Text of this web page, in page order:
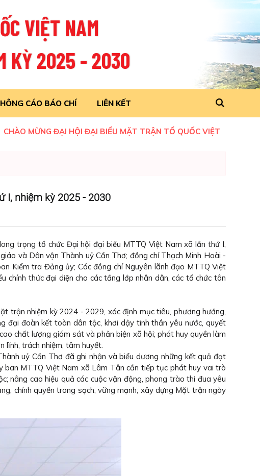
VIỆT NAM
KỲ 2025 - 2030
CÁO BÁO CHÍ LIÊN KẾT
ĐẠI HỘI ĐẠI BIỂU MẶT TRẬN TỔ QUỐC VIỆT NAM THÀNH PHỐ
I, nhiệm kỳ 2025 - 2030
trọng tổ chức Đại hội đại biểu MTTQ Việt Nam xã lần thứ I,
và Dân vận Thành uỷ Cần Thơ; đồng chí Thạch Minh Hoài -
Kiểm tra Đảng ủy; Các đồng chí Nguyên lãnh đạo MTTQ Việt
chính thức đại diện cho các tầng lớp nhân dân, các tổ chức tôn
trận nhiệm kỳ 2024 - 2029, xác định mục tiêu, phương hướng,
đại đoàn kết toàn dân tộc, khơi dậy tinh thần yêu nước, quyết
chất lượng giám sát và phản biện xã hội; phát huy quyền làm
lĩnh, trách nhiệm, tâm huyết.
uỷ Cần Thơ đã ghi nhận và biểu dương những kết quả đạt
MTTQ Việt Nam xã Lâm Tân cần tiếp tục phát huy vai trò
nâng cao hiệu quả các cuộc vận động, phong trào thi đua yêu
chính quyền trong sạch, vững mạnh; xây dựng Mặt trận ngày